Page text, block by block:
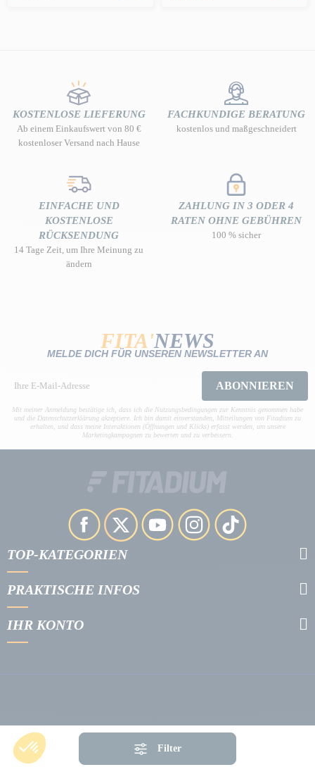
Filter
KOSTENLOSE LIEFERUNG
Ab einem Einkaufswert von 80 €
kostenloser Versand nach Hause
FACHKUNDIGE BERATUNG
kostenlos und maßgeschneidert
EINFACHE UND
KOSTENLOSE
RÜCKSENDUNG
14 Tage Zeit, um Ihre Meinung zu
ändern
ZAHLUNG IN 3 ODER 4
RATEN OHNE GEBÜHREN
100 % sicher
FITA'NEWS
MELDE DICH FÜR UNSEREN NEWSLETTER AN
ABONNIEREN
Mit meiner Anmeldung bestätige ich, dass ich die Nutzungsbedingungen zur Kenntnis genommen habe
und die Datenschutzerklärung akzeptiere. Ich bin damit einverstanden, Mitteilungen von Fitadium zu
erhalten, und dass meine Interaktionen (Öffnungen und Klicks) erfasst werden, um unsere
Marketingkampagnen zu bewerten und zu verbessern.
TOP-KATEGORIEN
PRAKTISCHE INFOS
IHR KONTO